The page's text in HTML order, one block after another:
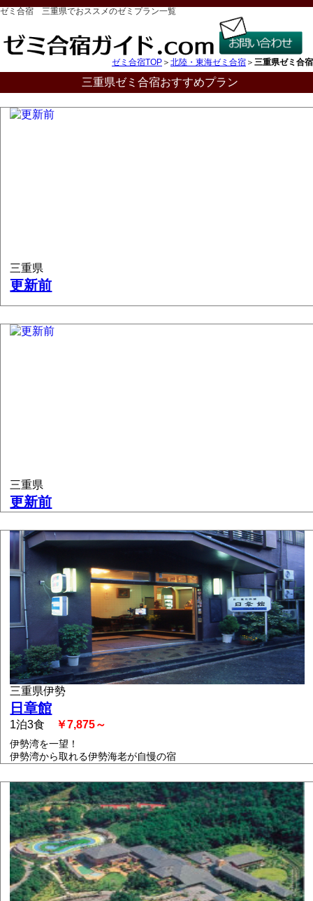
ゼミ合宿 三重県でおススメのゼミプラン一覧
ゼミ合宿TOP ＞ 北陸・東海ゼミ合宿 ＞ 三重県ゼミ合宿
三重県ゼミ合宿おすすめプラン
三重県
更新前
三重県
更新前
三重県伊勢
日章館
1泊3食 ￥7,875～
伊勢湾を一望！
伊勢湾から取れる伊勢海老が自慢の宿